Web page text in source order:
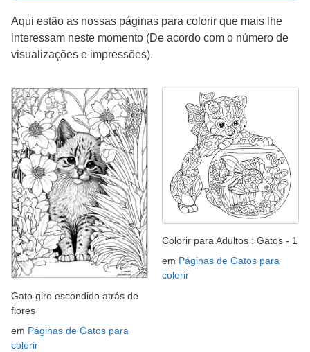
Aqui estão as nossas páginas para colorir que mais lhe
interessam neste momento (De acordo com o número de
visualizações e impressões).
Gato giro escondido atrás de
flores
em Páginas de Gatos para
colorir
Colorir para Adultos : Gatos - 1
em Páginas de Gatos para
colorir